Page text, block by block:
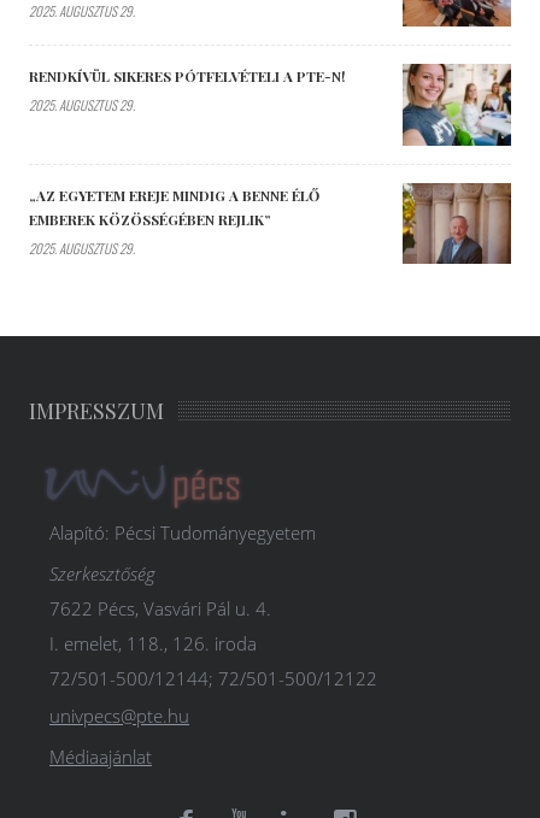
2025. AUGUSZTUS 29.
RENDKÍVÜL SIKERES PÓTFELVÉTELI A PTE-N!
2025. AUGUSZTUS 29.
„AZ EGYETEM EREJE MINDIG A BENNE ÉLŐ
EMBEREK KÖZÖSSÉGÉBEN REJLIK”
2025. AUGUSZTUS 29.
IMPRESSZUM
Alapító: Pécsi Tudományegyetem
Szerkesztőség
7622 Pécs, Vasvári Pál u. 4.
I. emelet, 118., 126. iroda
72/501-500/12144; 72/501-500/12122
univpecs@pte.hu
Médiaajánlat